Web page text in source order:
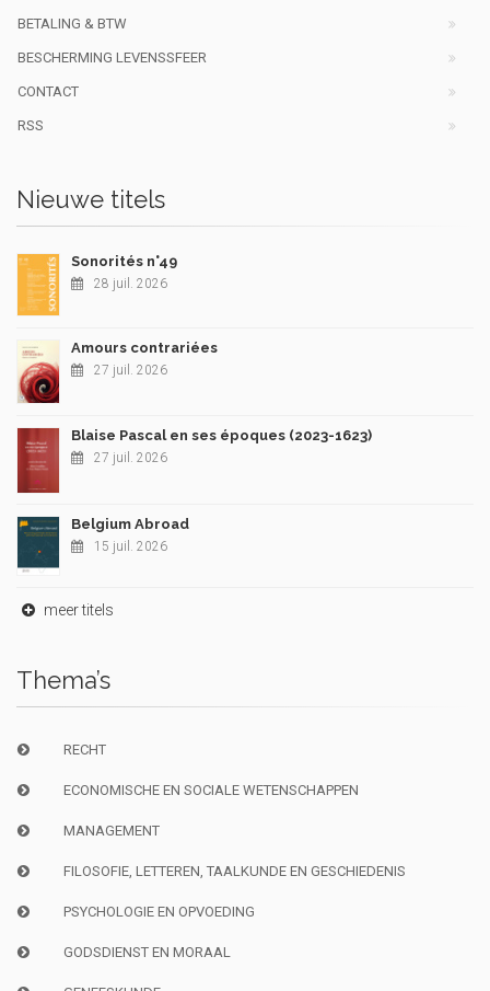
BETALING & BTW
BESCHERMING LEVENSSFEER
CONTACT
RSS
Nieuwe titels
Sonorités n°49
28 juil. 2026
Amours contrariées
27 juil. 2026
Blaise Pascal en ses époques (2023-1623)
27 juil. 2026
Belgium Abroad
15 juil. 2026
meer titels
Thema’s
RECHT
ECONOMISCHE EN SOCIALE WETENSCHAPPEN
MANAGEMENT
FILOSOFIE, LETTEREN, TAALKUNDE EN GESCHIEDENIS
PSYCHOLOGIE EN OPVOEDING
GODSDIENST EN MORAAL